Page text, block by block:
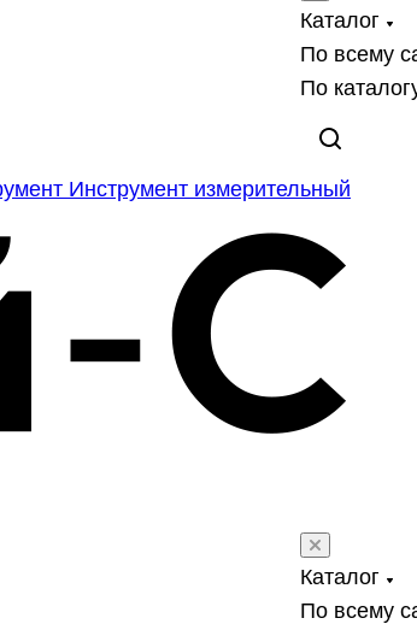
Каталог
По всему
По
Инструмент измерительный
Каталог
По всему